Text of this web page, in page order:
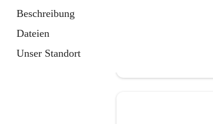
Beschreibung
Dateien
Unser Standort